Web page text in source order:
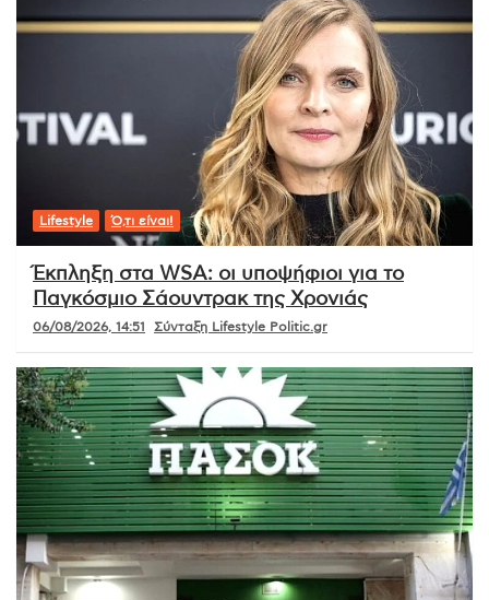
Lifestyle Ό,τι είναι!
Έκπληξη στα WSA: οι υποψήφιοι για το
Παγκόσμιο Σάουντρακ της Χρονιάς
06/08/2026, 14:51 Σύνταξη Lifestyle Politic.gr